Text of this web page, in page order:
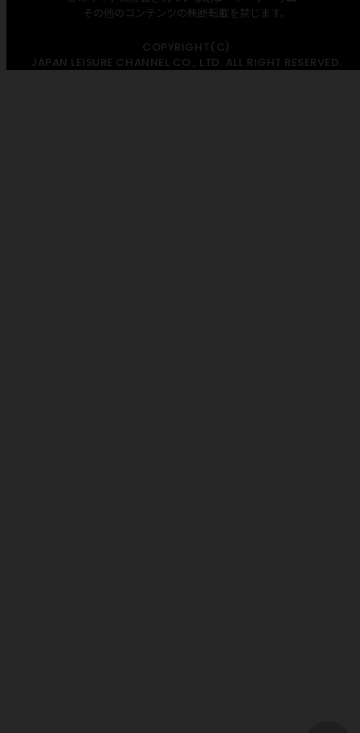
その他のコンテンツの無断転載を禁じます。
COPYRIGHT(C)
JAPAN LEISURE CHANNEL CO., LTD. ALL RIGHT RESERVED.